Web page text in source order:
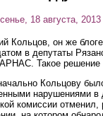
18 августа,
Кольцов, он же
в депутаты
Такое решение
Кольцову
нарушениями в
комиссии